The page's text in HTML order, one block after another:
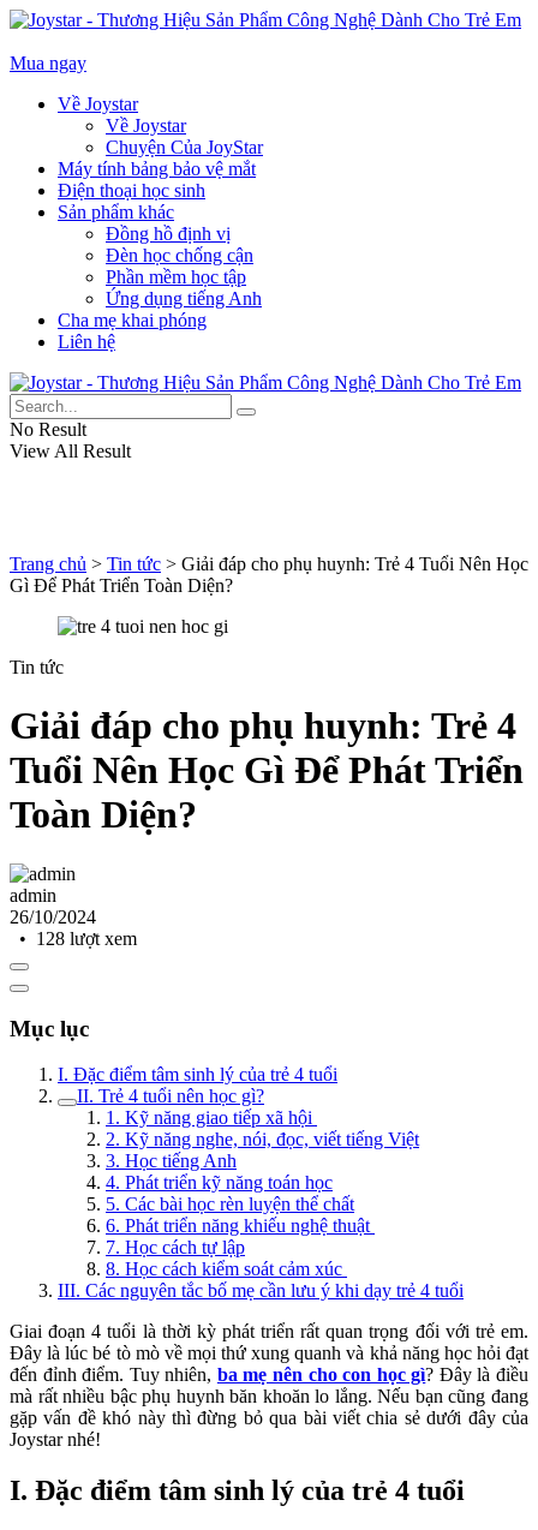
Mua ngay
Về Joystar
Về Joystar
Chuyện Của JoyStar
Máy tính bảng bảo vệ mắt
Điện thoại học sinh
Sản phẩm khác
Đồng hồ định vị
Đèn học chống cận
Phần mềm học tập
Ứng dụng tiếng Anh
Cha mẹ khai phóng
Liên hệ
No Result
View All Result
Trang chủ > Tin tức > Giải đáp cho phụ huynh: Trẻ 4 Tuổi Nên Học
Gì Để Phát Triển Toàn Diện?
Tin tức
Giải đáp cho phụ huynh: Trẻ 4
Tuổi Nên Học Gì Để Phát Triển
Toàn Diện?
admin
26/10/2024
• 128 lượt xem
Mục lục
I. Đặc điểm tâm sinh lý của trẻ 4 tuổi
II. Trẻ 4 tuổi nên học gì?
1. Kỹ năng giao tiếp xã hội
2. Kỹ năng nghe, nói, đọc, viết tiếng Việt
3. Học tiếng Anh
4. Phát triển kỹ năng toán học
5. Các bài học rèn luyện thể chất
6. Phát triển năng khiếu nghệ thuật
7. Học cách tự lập
8. Học cách kiểm soát cảm xúc
III. Các nguyên tắc bố mẹ cần lưu ý khi dạy trẻ 4 tuổi
Giai đoạn 4 tuổi là thời kỳ phát triển rất quan trọng đối với trẻ em.
Đây là lúc bé tò mò về mọi thứ xung quanh và khả năng học hỏi đạt
đến đỉnh điểm. Tuy nhiên, ba mẹ nên cho con học gì? Đây là điều
mà rất nhiều bậc phụ huynh băn khoăn lo lắng. Nếu bạn cũng đang
gặp vấn đề khó này thì đừng bỏ qua bài viết chia sẻ dưới đây của
Joystar nhé!
I. Đặc điểm tâm sinh lý của trẻ 4 tuổi